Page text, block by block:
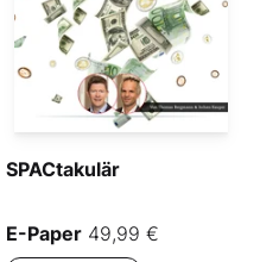
SPACtakulär
E-Paper 49,99 €